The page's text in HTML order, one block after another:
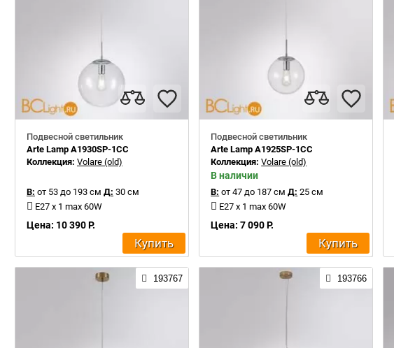
Подвесной светильник
Arte Lamp A1930SP-1CC
Коллекция: Volare (old)
В: от 53 до 193 см Д: 30 см
E27 x 1 max 60W
Цена: 10 390 Р.
Купить
Подвесной светильник
Arte Lamp A1925SP-1CC
Коллекция:Volare (old)
В наличии
В: от 47 до 187 см Д: 25 см
E27 x 1 max 60W
Цена: 7 090 Р.
Купить
193767 193766